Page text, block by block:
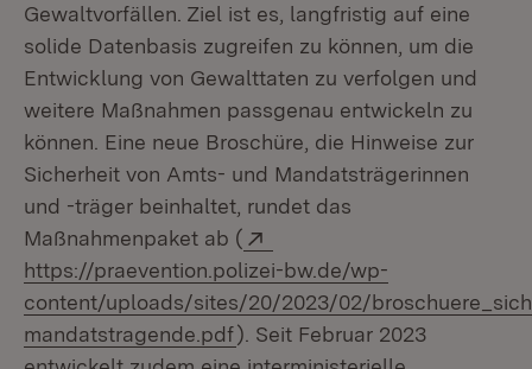
Gewaltvorfällen. Ziel ist es, langfristig auf eine
solide Datenbasis zugreifen zu können, um die
Entwicklung von Gewalttaten zu verfolgen und
weitere Maßnahmen passgenau entwickeln zu
können. Eine neue Broschüre, die Hinweise zur
Sicherheit von Amts- und Mandatsträgerinnen
und -träger beinhaltet, rundet das
Maßnahmenpaket ab (
https://praevention.polizei-bw.de/wp-
content/uploads/sites/20/2023/02/
mandatstragende.pdf(Öffnet in neuem Fenster)
). Seit Februar 2023